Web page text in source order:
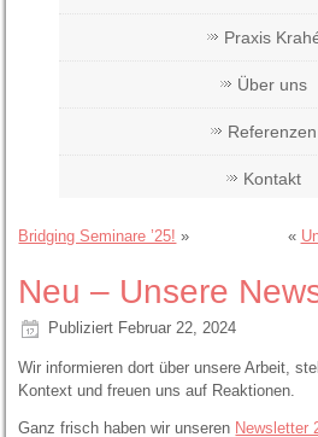
Praxis
Über uns
Referenzen
Kontakt
Bridging Seminare ’25! » «
Neu – Unsere
Publiziert Februar 22, 2024
Wir informieren dort über unsere Arbeit,
Kontext und freuen uns auf Reaktionen.
Ganz frisch haben wir unseren Newsletter